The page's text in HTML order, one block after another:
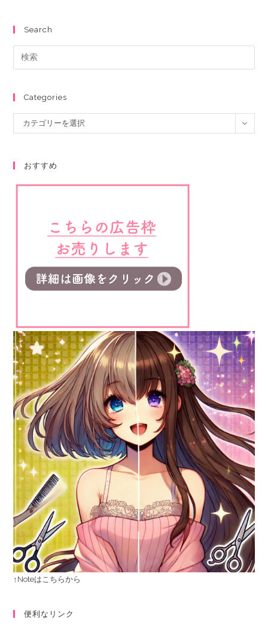
Search
Categories
カテゴリーを選択
おすすめ
↑Noteはこちらから
便利なリンク